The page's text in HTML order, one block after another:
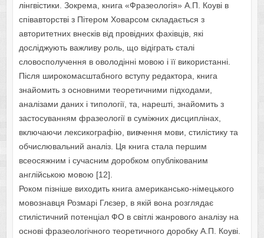
лінгвістики. Зокрема, книга «Фразеологія» А.П. Коуві в
співавторстві з Пітером Ховарсом складається з
авторитетних внесків від провідних фахівців, які
досліджують важливу роль, що відіграть сталі
словосполучення в оволодінні мовою і її використанні.
Після широкомасштабного вступу редактора, книга
знайомить з основними теоретичними підходами,
аналізами даних і типології, та, нарешті, знайомить з
застосуванням фразеології в суміжних дисциплінах,
включаючи лексикографію, вивчення мови, стилістику та
обчислювальний аналіз. Ця книга стала першим
всеосяжним і сучасним доробком опублікованим
англійською мовою [12].
Роком пізніше виходить книга американсько-німецького
мовознавця Розмарі Глєзер, в якій вона розглядає
стилістичний потенціал ФО в світлі жанрового аналізу на
основі фразеологічного теоретичного доробку А.П. Коуві.